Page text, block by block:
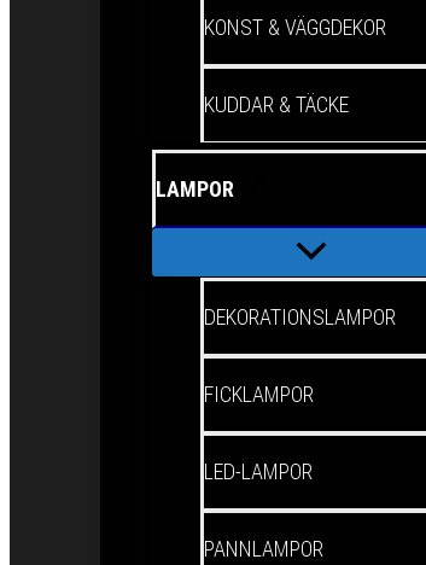
KONST & VÄGGDEKOR
KUDDAR & TÄCKE
LAMPOR
DEKORATIONSLAMPOR
FICKLAMPOR
LED-LAMPOR
PANNLAMPOR